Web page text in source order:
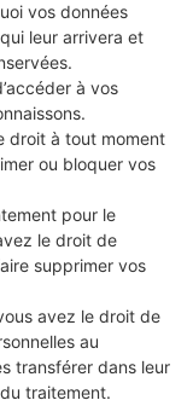
vos données
leur arrivera et
à vos
droit à tout moment
ou bloquer vos
pour le
le droit de
supprimer vos
avez le droit de
au
transférer dans leur
traitement.